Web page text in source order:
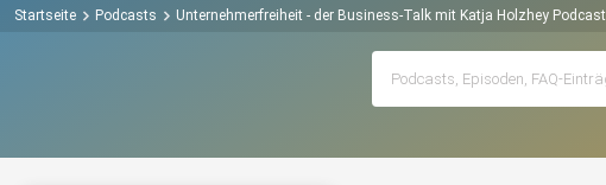
Startseite Podcasts Unternehmerfreiheit - der Business-Talk mit Katja Holzhey Podcast